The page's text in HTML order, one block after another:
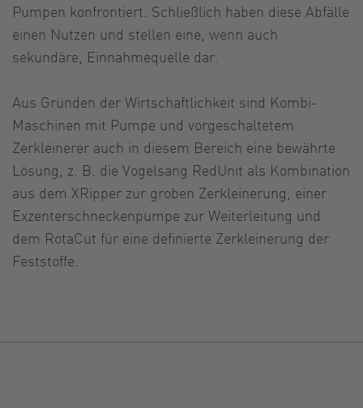
Pumpen konfrontiert. Schließlich haben diese Abfälle
einen Nutzen und stellen eine, wenn auch
sekundäre, Einnahmequelle dar.
Aus Gründen der Wirtschaftlichkeit sind Kombi-
Maschinen mit Pumpe und vorgeschaltetem
Zerkleinerer auch in diesem Bereich eine bewährte
Lösung, z. B. die Vogelsang RedUnit als Kombination
aus dem XRipper zur groben Zerkleinerung, einer
Exzenterschneckenpumpe zur Weiterleitung und
dem RotaCut für eine definierte Zerkleinerung der
Feststoffe.